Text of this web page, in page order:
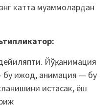
катта муаммолардан
Йўқ, анимация
бу ижод, анимация — бу
истасак, ёш